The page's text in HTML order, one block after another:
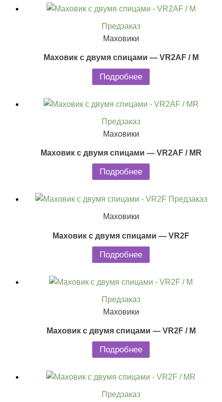
Предзаказ
Маховики
Маховик с двумя спицами — VR2AF / M
Подробнее
Предзаказ
Маховики
Маховик с двумя спицами — VR2AF / MR
Подробнее
Предзаказ
Маховики
Маховик с двумя спицами — VR2F
Подробнее
Предзаказ
Маховики
Маховик с двумя спицами — VR2F / M
Подробнее
Предзаказ